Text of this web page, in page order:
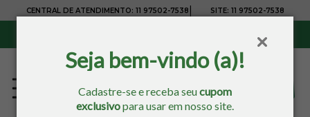
Seja bem-vindo (a)!
Cadastre-se e receba seucupom
exclusivopara usar em nosso site.
CENTRAL DE ATENDIMENTO: 11 97502-7538 SITE: 11 97502-7538